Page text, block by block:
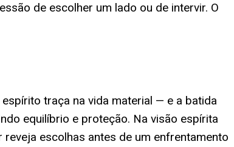
de escolher um lado ou de intervir. O
traça na vida material — e a batida
equilíbrio e proteção. Na visão espírita
escolhas antes de um enfrentamento